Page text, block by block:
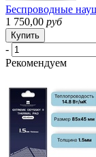
Беспроводные
1 750,00 руб
Купить
-
Рекомендуем